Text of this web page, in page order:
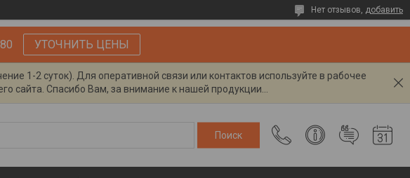
Нет отзывов, добавить
УТОЧНИТЬ ЦЕНЫ
1-2 суток). Для оперативной связи или контактов используйте в рабочее
сайта. Спасибо Вам, за внимание к нашей продукции...